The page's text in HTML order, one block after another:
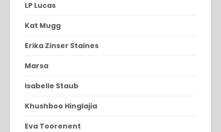
LP Lucas
Kat Mugg
Erika Zinser Staines
Marsa
Isabelle Staub
Khushboo Hinglajia
Eva Toorenent